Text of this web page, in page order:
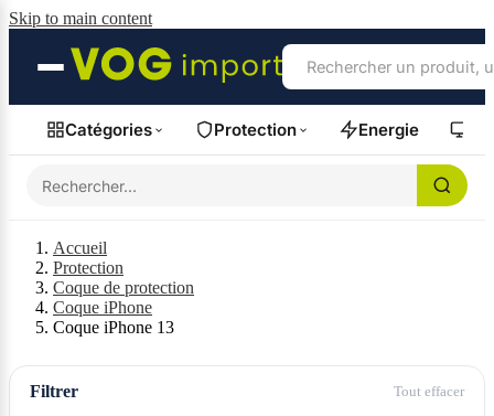
Skip to main content
Catégories Protection Energie
Accueil
Protection
Coque de protection
Coque iPhone
Coque iPhone 13
Filtrer Tout effacer